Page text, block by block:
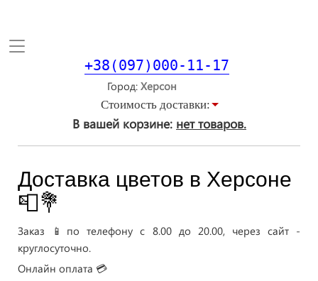
Toggle
+38(097)000-11-17
Город
Стоимость доставки:
В вашей корзине: нет товаров.
Доставка цветов в Херсоне
📮💐
Заказ 📱по телефону с 8.00 до 20.00, через сайт -
круглосуточно.
Онлайн оплата 💳